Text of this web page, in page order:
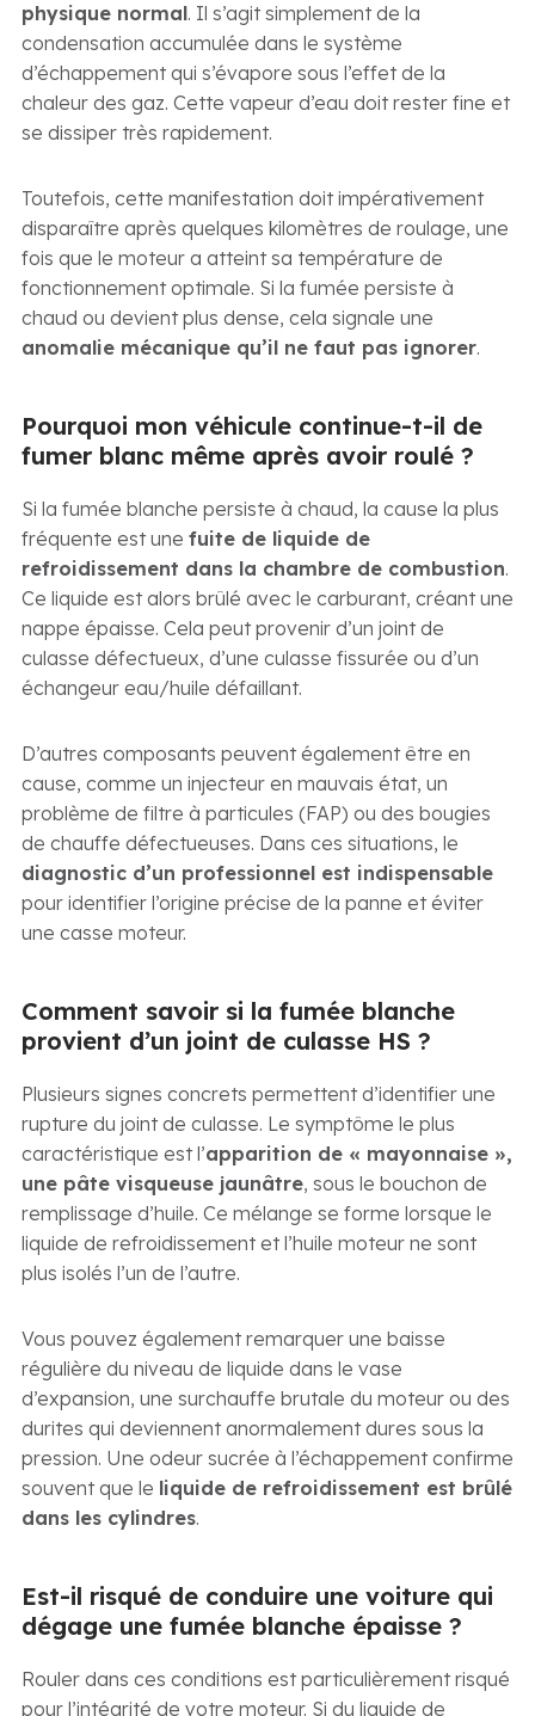
physique normal. Il s’agit simplement de la
condensation accumulée dans le système
d’échappement qui s’évapore sous l’effet de la
chaleur des gaz. Cette vapeur d’eau doit rester fine et
se dissiper très rapidement.
Toutefois, cette manifestation doit impérativement
disparaître après quelques kilomètres de roulage, une
fois que le moteur a atteint sa température de
fonctionnement optimale. Si la fumée persiste à
chaud ou devient plus dense, cela signale une
anomalie mécanique qu’il ne faut pas ignorer.
Pourquoi mon véhicule continue-t-il de
fumer blanc même après avoir roulé ?
Si la fumée blanche persiste à chaud, la cause la plus
fréquente est une fuite de liquide de
refroidissement dans la chambre de combustion.
Ce liquide est alors brûlé avec le carburant, créant une
nappe épaisse. Cela peut provenir d’un joint de
culasse défectueux, d’une culasse fissurée ou d’un
échangeur eau/huile défaillant.
D’autres composants peuvent également être en
cause, comme un injecteur en mauvais état, un
problème de filtre à particules (FAP) ou des bougies
de chauffe défectueuses. Dans ces situations, le
diagnostic d’un professionnel est indispensable
pour identifier l’origine précise de la panne et éviter
une casse moteur.
Comment savoir si la fumée blanche
provient d’un joint de culasse HS ?
Plusieurs signes concrets permettent d’identifier une
rupture du joint de culasse. Le symptôme le plus
caractéristique est l’apparition de « mayonnaise »,
une pâte visqueuse jaunâtre, sous le bouchon de
remplissage d’huile. Ce mélange se forme lorsque le
liquide de refroidissement et l’huile moteur ne sont
plus isolés l’un de l’autre.
Vous pouvez également remarquer une baisse
régulière du niveau de liquide dans le vase
d’expansion, une surchauffe brutale du moteur ou des
durites qui deviennent anormalement dures sous la
pression. Une odeur sucrée à l’échappement confirme
souvent que le liquide de refroidissement est brûlé
dans les cylindres.
Est-il risqué de conduire une voiture qui
dégage une fumée blanche épaisse ?
Rouler dans ces conditions est particulièrement risqué
pour l’intégrité de votre moteur. Si du liquide de